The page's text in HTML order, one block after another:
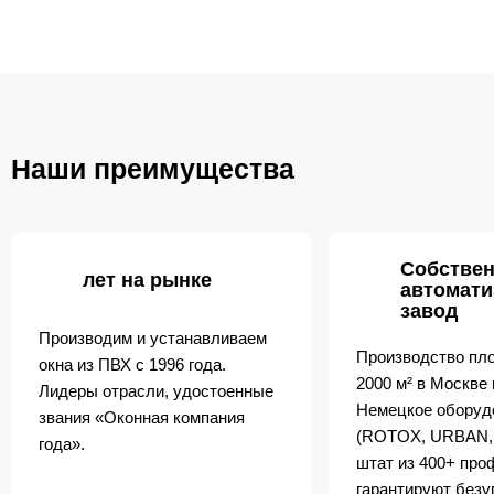
Наши преимущества
лет на рынке
Производим и устанавливаем
окна из ПВХ с 1996 года.
Лидеры отрасли, удостоенные
звания «Оконная компания
года».
завод
Производство
2000 м² в
Немецкое
(ROTOX,
штат из 400+
гарантируют